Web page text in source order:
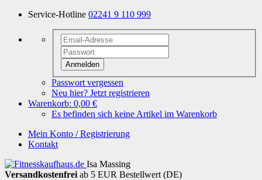
Service-Hotline 02241 9 110 999
Anmelden
Passwort vergessen
Neu hier? Jetzt registrieren
Warenkorb: 0,00 €
Es befinden sich keine Artikel im Warenkorb
Mein Konto / Registrierung
Kontakt
Isa Massing
Versandkostenfrei ab 5 EUR Bestellwert (DE)